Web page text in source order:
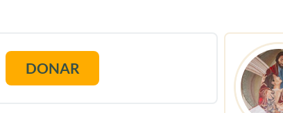
DONAR